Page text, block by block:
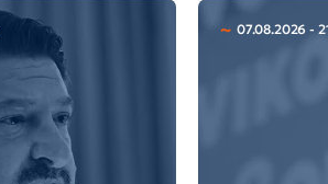
07.08.2026 -